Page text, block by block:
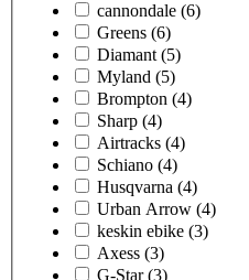
cannondale (6)
Greens (6)
Diamant (5)
Myland (5)
Brompton (4)
Sharp (4)
Airtracks (4)
Schiano (4)
Husqvarna (4)
Urban Arrow (4)
keskin ebike (3)
Axess (3)
G-Star (3)